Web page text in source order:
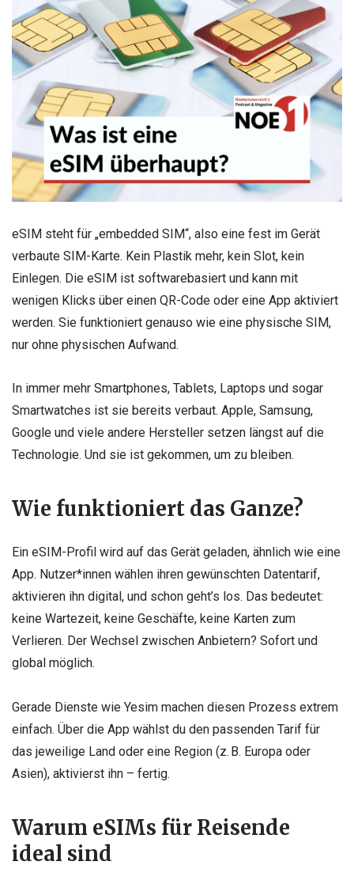
eSIM steht für „embedded SIM“, also eine fest im Gerät
verbaute SIM-Karte. Kein Plastik mehr, kein Slot, kein
Einlegen. Die eSIM ist softwarebasiert und kann mit
wenigen Klicks über einen QR-Code oder eine App aktiviert
werden. Sie funktioniert genauso wie eine physische SIM,
nur ohne physischen Aufwand.
In immer mehr Smartphones, Tablets, Laptops und sogar
Smartwatches ist sie bereits verbaut. Apple, Samsung,
Google und viele andere Hersteller setzen längst auf die
Technologie. Und sie ist gekommen, um zu bleiben.
Wie funktioniert das Ganze?
Ein eSIM-Profil wird auf das Gerät geladen, ähnlich wie eine
App. Nutzer*innen wählen ihren gewünschten Datentarif,
aktivieren ihn digital, und schon geht’s los. Das bedeutet:
keine Wartezeit, keine Geschäfte, keine Karten zum
Verlieren. Der Wechsel zwischen Anbietern? Sofort und
global möglich.
Gerade Dienste wie Yesim machen diesen Prozess extrem
einfach. Über die App wählst du den passenden Tarif für
das jeweilige Land oder eine Region (z. B. Europa oder
Asien), aktivierst ihn – fertig.
Warum eSIMs für Reisende
ideal sind